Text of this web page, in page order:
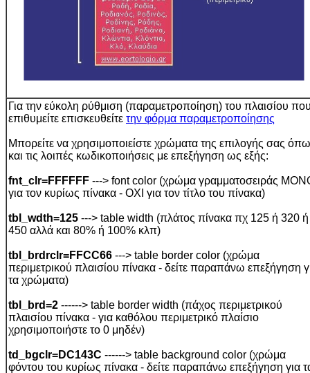
Για την εύκολη ρύθμιση (παραμετροποίηση) του πλαισίου
επιθυμείτε επισκευθείτε την φόρμα παραμετροποίησης
Μπορείτε να χρησιμοποιείστε χρώματα της επιλογής σας
και τις λοιπές κωδικοποιήσεις με επεξήγηση ως εξής:
fnt_clr=FFFFFF ---> font color (χρώμα γραμματοσειράς
για τον κυρίως πίνακα - ΟΧΙ για τον τίτλο του πίνακα)
tbl_wdth=125 ---> table width (πλάτος πίνακα πχ 125 ή 320 ή
450 αλλά και 80% ή 100% κλπ)
tbl_brdrclr=FFCC66 ---> table border color (χρώμα
περιμετρικού πλαισίου πίνακα - δείτε παραπάνω επεξήγηση
τα χρώματα)
tbl_brd=2 ------> table border width (πάχος περιμετρικού
πλαισίου πίνακα - για καθόλου περιμετρικό πλαίσιο
χρησιμοποιήστε το 0 μηδέν)
td_bgclr=DC143C ------> table background color (χρώμα
φόντου του κυρίως πίνακα - δείτε παραπάνω επεξήγηση για